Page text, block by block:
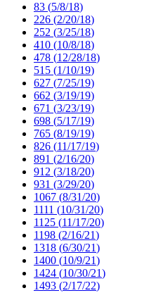
83 (5/8/18)
226 (2/20/18)
252 (3/25/18)
410 (10/8/18)
478 (12/28/18)
515 (1/10/19)
627 (7/25/19)
662 (3/19/19)
671 (3/23/19)
698 (5/17/19)
765 (8/19/19)
826 (11/17/19)
891 (2/16/20)
912 (3/18/20)
931 (3/29/20)
1067 (8/31/20)
1111 (10/31/20)
1125 (11/17/20)
1198 (2/16/21)
1318 (6/30/21)
1400 (10/9/21)
1424 (10/30/21)
1493 (2/17/22)